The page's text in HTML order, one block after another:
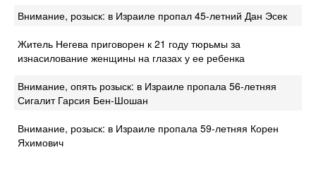
Внимание, розыск: в Израиле пропал 45-летний Дан Эсек
Житель Негева приговорен к 21 году тюрьмы за
изнасилование женщины на глазах у ее ребенка
Внимание, опять розыск: в Израиле пропала 56-летняя
Сигалит Гарсия Бен-Шошан
Внимание, розыск: в Израиле пропала 59-летняя Корен
Яхимович